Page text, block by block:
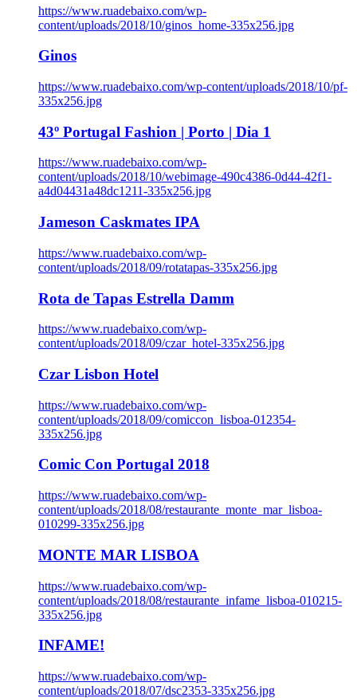
https://www.ruadebaixo.com/wp-
content/uploads/2018/10/ginos_home-335x256.jpg
Ginos
https://www.ruadebaixo.com/wp-content/uploads/2018/10/pf-
335x256.jpg
43º Portugal Fashion | Porto | Dia 1
https://www.ruadebaixo.com/wp-
content/uploads/2018/10/webimage-490c4386-0d44-42f1-
a4d04431a48dc1211-335x256.jpg
Jameson Caskmates IPA
https://www.ruadebaixo.com/wp-
content/uploads/2018/09/rotatapas-335x256.jpg
Rota de Tapas Estrella Damm
https://www.ruadebaixo.com/wp-
content/uploads/2018/09/czar_hotel-335x256.jpg
Czar Lisbon Hotel
https://www.ruadebaixo.com/wp-
content/uploads/2018/09/comiccon_lisboa-012354-
335x256.jpg
Comic Con Portugal 2018
https://www.ruadebaixo.com/wp-
content/uploads/2018/08/restaurante_monte_mar_lisboa-
010299-335x256.jpg
MONTE MAR LISBOA
https://www.ruadebaixo.com/wp-
content/uploads/2018/08/restaurante_infame_lisboa-010215-
335x256.jpg
INFAME!
https://www.ruadebaixo.com/wp-
content/uploads/2018/07/dsc2353-335x256.jpg